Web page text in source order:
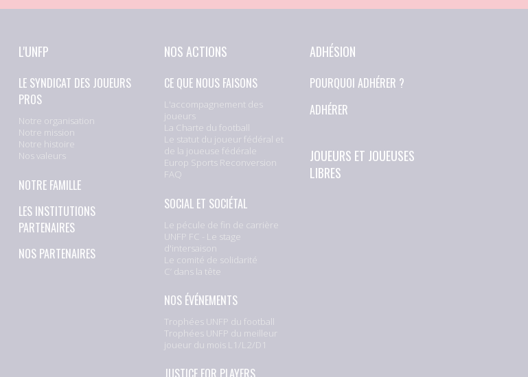
L'UNFP
LE SYNDICAT DES JOUEURS
PROS
Notre organisation
Notre mission
Notre histoire
Nos valeurs
NOTRE FAMILLE
LES INSTITUTIONS
PARTENAIRES
NOS PARTENAIRES
NOS ACTIONS
CE QUE NOUS FAISONS
L'accompagnement des
joueurs
La Charte du football
Le statut du joueur fédéral et
de la joueuse fédérale
Europ Sports Reconversion
FAQ
SOCIAL ET SOCIÉTAL
Le pécule de fin de carrière
UNFP FC - Le stage
d'intersaison
Le comité de solidarité
C’ dans la tête
NOS ÉVÉNEMENTS
Trophées UNFP du football
Trophées UNFP du meilleur
joueur du mois L1/L2/D1
ADHÉSION
POURQUOI ADHÉRER ?
ADHÉRER
JOUEURS ET JOUEUSES
LIBRES